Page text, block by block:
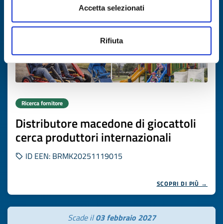
Accetta selezionati
Rifiuta
Ricerca fornitore
Distributore macedone di giocattoli
cerca produttori internazionali
ID EEN: BRMK20251119015
SCOPRI DI PIÙ →
Scade il03 febbraio 2027